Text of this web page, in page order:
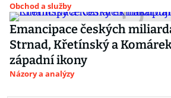
Obchod a služby
Emancipace českých
Strnad, Křetínský a
západní ikony
Názory a analýzy